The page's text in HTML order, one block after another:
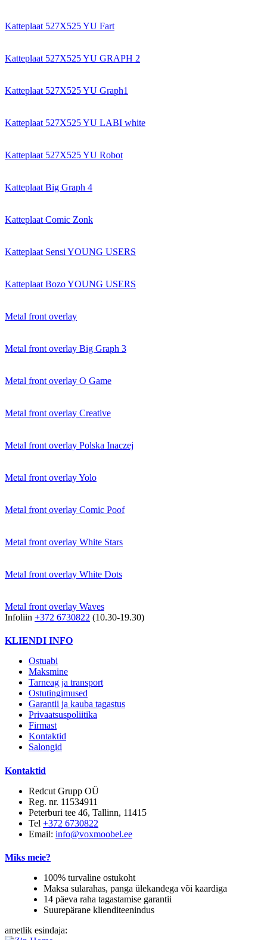
Katteplaat 527X525 YU Fart
Katteplaat 527X525 YU GRAPH 2
Katteplaat 527X525 YU Graph1
Katteplaat 527X525 YU LABI white
Katteplaat 527X525 YU Robot
Katteplaat Big Graph 4
Katteplaat Comic Zonk
Katteplaat Sensi YOUNG USERS
Katteplaat Bozo YOUNG USERS
Metal front overlay
Metal front overlay Big Graph 3
Metal front overlay O Game
Metal front overlay Creative
Metal front overlay Polska Inaczej
Metal front overlay Yolo
Metal front overlay Comic Poof
Metal front overlay White Stars
Metal front overlay White Dots
Metal front overlay Waves
Infoliin +372 6730822 (10.30-19.30)
KLIENDI INFO
Ostuabi
Maksmine
Tarneag ja transport
Ostutingimused
Garantii ja kauba tagastus
Privaatsuspoliitika
Firmast
Kontaktid
Salongid
Kontaktid
Redcut Grupp OÜ
Reg. nr. 11534911
Peterburi tee 46, Tallinn, 11415
Tel +372 6730822
Email: info@voxmoobel.ee
Miks meie?
100% turvaline ostukoht
Maksa sularahas, panga ülekandega või kaardiga
14 päeva raha tagastamise garantii
Suurepärane klienditeenindus
ametlik esindaja: